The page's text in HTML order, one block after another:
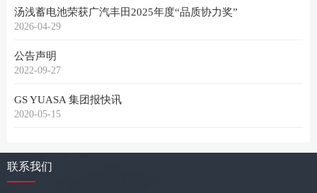
汤浅蓄电池荣获广汽丰田2025年度“品质协力奖”
2026-04-29
公告声明
2022-09-27
GS YUASA 集团报快讯
2020-05-15
联系我们